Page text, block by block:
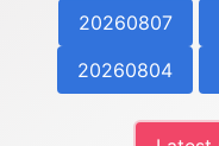
20260807
20260804